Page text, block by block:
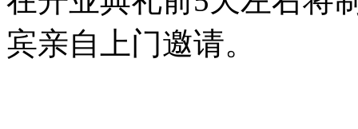
宾亲自上门邀请。